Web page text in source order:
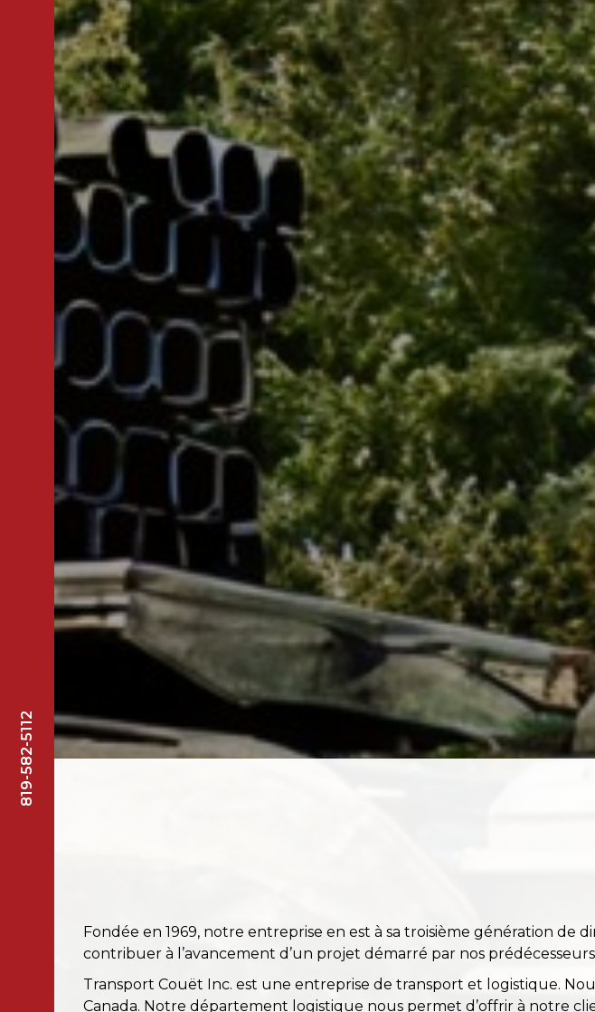
819-582-5112
Fondée en 1969, notre entreprise en est à sa troisième génération de
contribuer à l’avancement d’un projet démarré par nos
Transport Couët Inc. est une entreprise de transport et logistique.
Canada. Notre département logistique nous permet d’offrir à notre